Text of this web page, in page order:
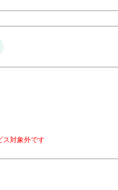
ス対象外です